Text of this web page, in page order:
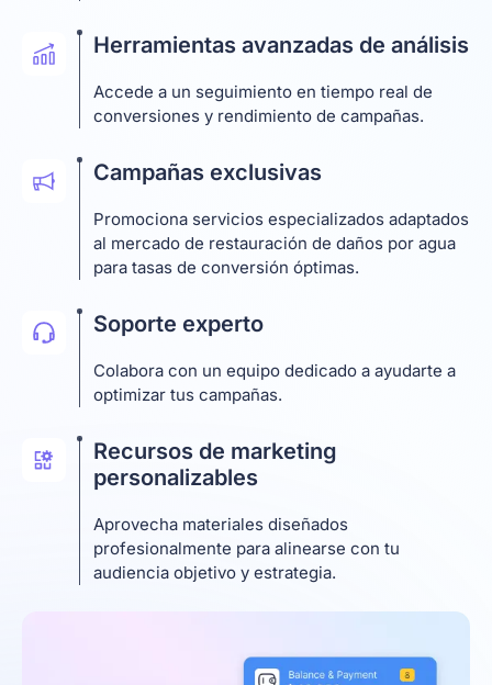
Herramientas avanzadas de análisis
Accede a un seguimiento en tiempo real de
conversiones y rendimiento de campañas.
Campañas exclusivas
Promociona servicios especializados adaptados
al mercado de restauración de daños por agua
para tasas de conversión óptimas.
Soporte experto
Colabora con un equipo dedicado a ayudarte a
optimizar tus campañas.
Recursos de marketing
personalizables
Aprovecha materiales diseñados
profesionalmente para alinearse con tu
audiencia objetivo y estrategia.